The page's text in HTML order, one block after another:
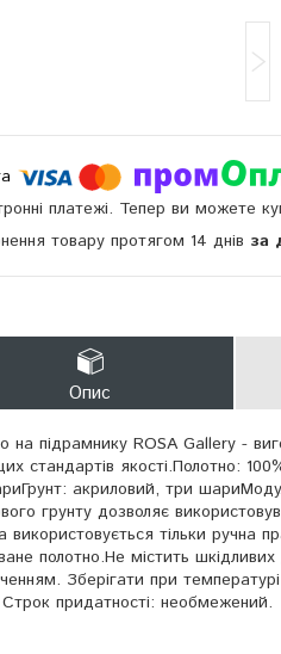
платежі. Тепер ви можете
товару протягом 14 днів за
Опис
на підрамнику ROSA Gallery -
стандартів якості.Полотно:
акриловий, три
грунту дозволяє
використовується тільки ручна
полотно.Не містить
Зберігати при
придатності: необмежений.